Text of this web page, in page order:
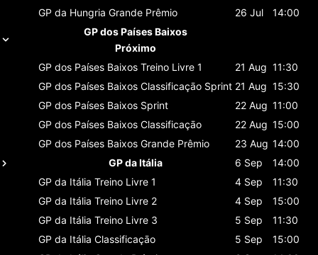
GP da Hungria Grande Prêmio 26 Jul
14:00
GP dos Países Baixos
Próximo
GP dos Países Baixos Treino Livre 1 21 Aug 11:30
GP dos Países Baixos Classificaçāo Sprint 21 Aug 15:30
GP dos Países Baixos Sprint 22 Aug 11:00
GP dos Países Baixos Classificaçāo 22 Aug 15:00
GP dos Países Baixos Grande Prêmio 23 Aug 14:00
GP da Itália
6 Sep
14:00
GP da Itália Treino Livre 1 4 Sep
11:30
GP da Itália Treino Livre 2 4 Sep
15:00
GP da Itália Treino Livre 3 5 Sep
11:30
GP da Itália Classificaçāo 5 Sep
15:00